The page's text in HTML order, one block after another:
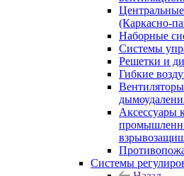
(Каркасно-
Наборные
Системы
Решетки и
Гибкие
Аксессуары
Системы